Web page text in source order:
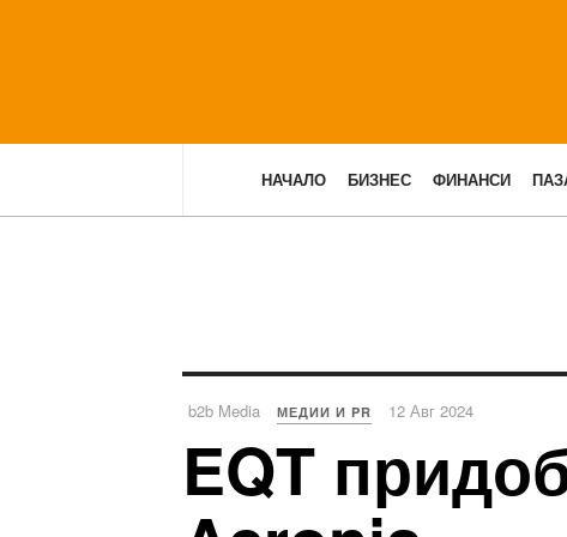
НАЧАЛО БИЗНЕС ФИНАНСИ
b2b Media МЕДИИ И PR 12 Авг 2024
EQT